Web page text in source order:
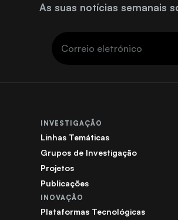
As suas notícias semanais
INVESTIGAÇÃO
Linhas Temáticas
Grupos de Investigação
Projetos
Publicações
INOVAÇÃO
Plataformas Tecnológicas